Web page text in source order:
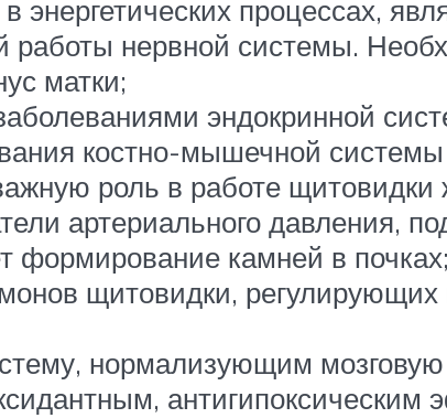
процессах,
нервной системы.
матки;
эндокринной
костно-мышечной
роль в работе
артериального давления,
формирование камней в почках;
щитовидки, регулирующих
нормализующим мозговую
антигипоксическим